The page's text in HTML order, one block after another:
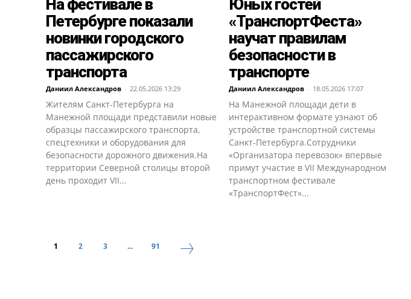
На фестивале в
Петербурге показали
новинки городского
пассажирского
транспорта
Даниил Александров - 22.05.2026 13:29
Жителям Санкт-Петербурга на
Манежной площади представили новые
образцы пассажирского транспорта,
спецтехники и оборудования для
безопасности дорожного движения.На
территории Северной столицы второй
день проходит VII...
Юных гостей
«ТранспортФеста»
научат правилам
безопасности в
транспорте
Даниил Александров - 18.05.2026 17:07
На Манежной площади дети в
интерактивном формате узнают об
устройстве транспортной системы
Санкт-Петербурга.Сотрудники
«Организатора перевозок» впервые
примут участие в VII Международном
транспортном фестивале
«ТранспортФест»...
1 2 3 ... 91